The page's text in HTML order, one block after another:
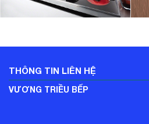
THÔNG TIN LIÊN HỆ
VƯƠNG TRIỀU BẾP